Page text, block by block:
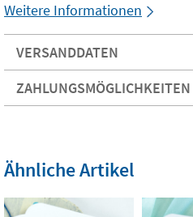
Weitere Informationen
VERSANDDATEN
ZAHLUNGSMÖGLICHKEITEN
Ähnliche Artikel